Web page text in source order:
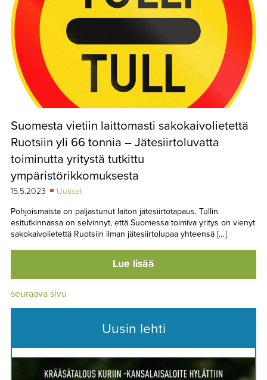
Suomesta vietiin laittomasti sakokaivolietettä
Ruotsiin yli 66 tonnia – Jätesiirtoluvatta
toiminutta yritystä tutkittu
ympäristörikkomuksesta
15.5.2023
Uutiset
Pohjoismaista on paljastunut laiton jätesiirtotapaus. Tullin
esitutkinnassa on selvinnyt, että Suomessa toimiva yritys on vienyt
sakokaivolietettä Ruotsiin ilman jätesiirtolupaa yhteensä […]
Lue lisää
seuraava sivu
Uusin lehti